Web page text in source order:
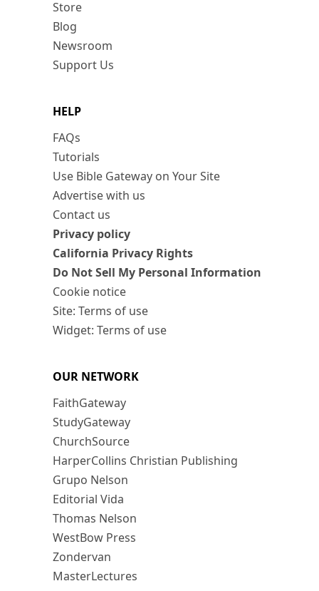
Store
Blog
Newsroom
Support Us
HELP
FAQs
Tutorials
Use Bible Gateway on Your Site
Advertise with us
Contact us
Privacy policy
California Privacy Rights
Do Not Sell My Personal Information
Cookie notice
Site: Terms of use
Widget: Terms of use
OUR NETWORK
FaithGateway
StudyGateway
ChurchSource
HarperCollins Christian Publishing
Grupo Nelson
Editorial Vida
Thomas Nelson
WestBow Press
Zondervan
MasterLectures